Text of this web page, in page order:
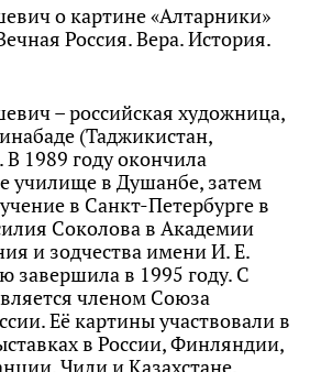
о картине «Алтарники»
Россия. Вера. История.
– российская художница,
(Таджикистан,
1989 году окончила
училище в Душанбе, затем
в Санкт-Петербурге в
Соколова в Академии
и зодчества имени И. Е.
завершила в 1995 году. С
членом Союза
Её картины участвовали в
в России, Финляндии,
Чили и Казахстане.